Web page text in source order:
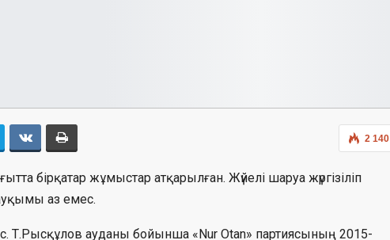
2 140
бірқатар жұмыстар атқарылған. Жүйелі шаруа жүргізіліп
аз емес.
Т.Рысқұлов ауданы бойынша «Nur Otan» партиясының 2015-